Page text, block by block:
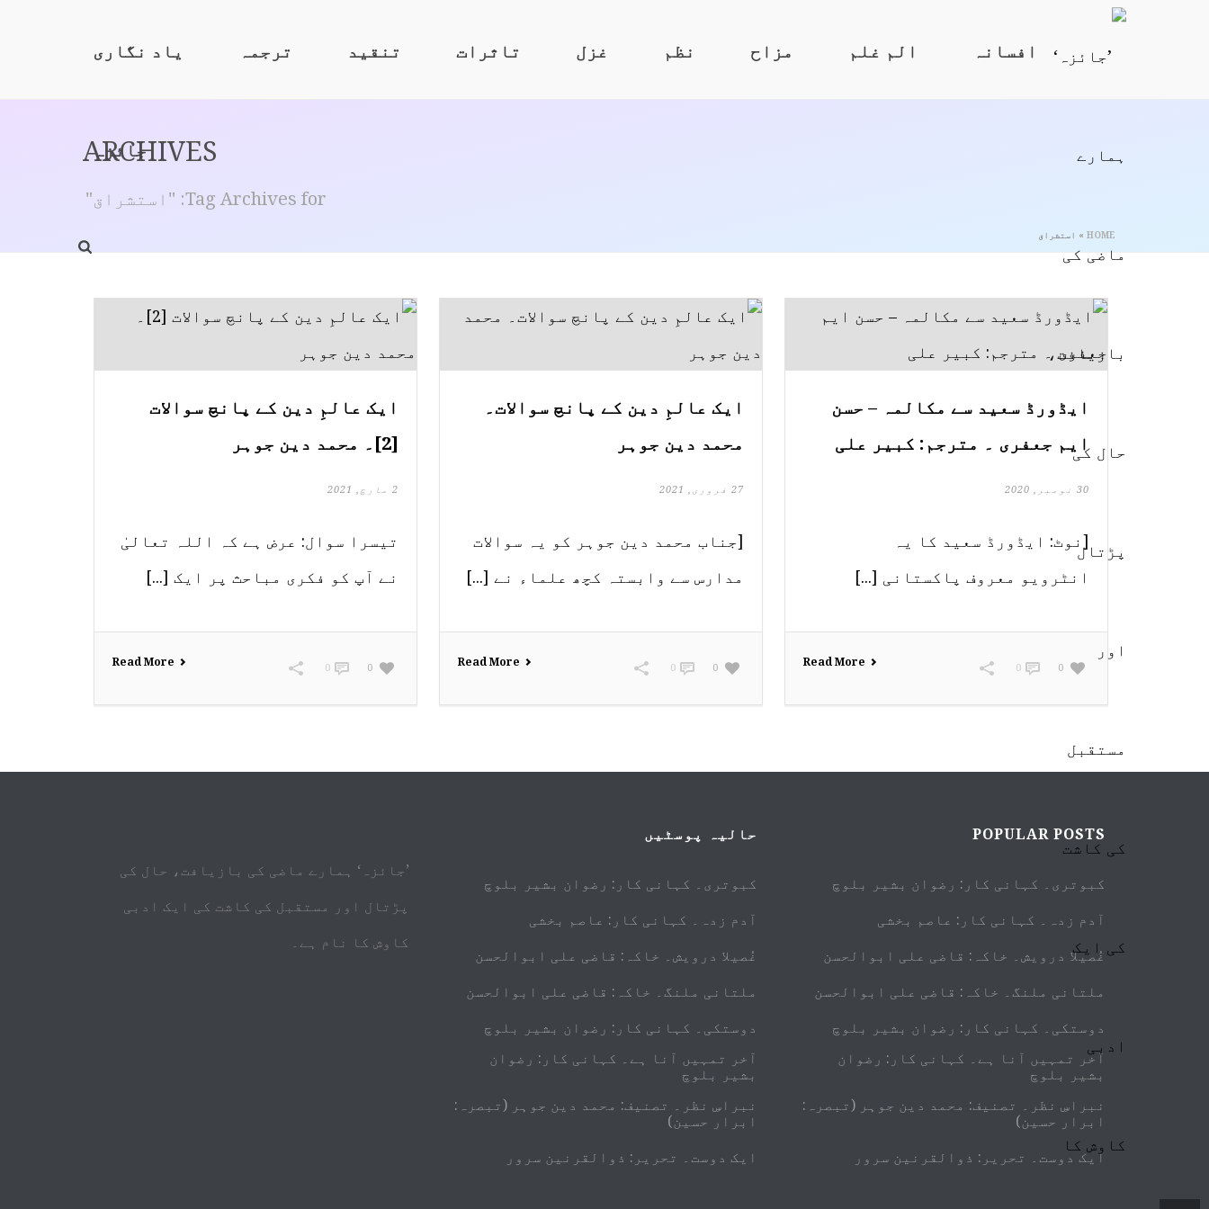
یاد نگاری ترجمہ تنقید تاثرات غزل نظم مزاح الم غلم افسانہ
جائزہ
ARCHIVES
Tag Archives for: "استشراق"
HOME
» استشراق
ایک عالمِ دین کے پانچ سوالات
[2]۔ محمد دین جوہر
2 مارچ, 2021
تیسرا سوال: عرض ہے کہ اللہ تعالیٰ
نے آپ کو فکری مباحث پر ایک [...]
Read More 0
0
ایک عالمِ دین کے پانچ سوالات۔
محمد دین جوہر
27 فروری, 2021
[جناب محمد دین جوہر کو یہ سوالات
مدارس سے وابستہ کچھ علماء نے [...]
Read More 0
0
ایڈورڈ سعید سے مکالمہ – حسن
ایم جعفری ۔ مترجم: کبیر علی
30 نومبر, 2020
[نوٹ: ایڈورڈ سعید کا یہ
انٹرویو معروف پاکستانی [...]
Read More 0
0
’جائزہ‘ ہمارے ماضی کی بازیافت، حال کی
پڑتال اور مستقبل کی کاشت کی ایک ادبی
کاوش کا نام ہے۔
حالیہ پوسٹیں
کبوتری۔ کہانی کار: رضوان بشیر بلوچ
آدم زدہ۔ کہانی کار: عاصم بخشی
غُصیلا درویش۔ خاکہ: قاضی علی ابوالحسن
ملتانی ملنگ۔ خاکہ: قاضی علی ابوالحسن
دوستکی۔ کہانی کار: رضوان بشیر بلوچ
آخر تمہیں آنا ہے۔ کہانی کار: رضوان
بشیر بلوچ
نبراسِ نظر۔ تصنیف: محمد دین جوہر (تبصرہ:
ابرار حسین)
ایک دوست۔ تحریر: ذوالقرنین سرور
POPULAR POSTS
کبوتری۔ کہانی کار: رضوان بشیر بلوچ
آدم زدہ۔ کہانی کار: عاصم بخشی
غُصیلا درویش۔ خاکہ: قاضی علی ابوالحسن
ملتانی ملنگ۔ خاکہ: قاضی علی ابوالحسن
دوستکی۔ کہانی کار: رضوان بشیر بلوچ
آخر تمہیں آنا ہے۔ کہانی کار: رضوان
بشیر بلوچ
نبراسِ نظر۔ تصنیف: محمد دین جوہر (تبصرہ:
ابرار حسین)
ایک دوست۔ تحریر: ذوالقرنین سرور